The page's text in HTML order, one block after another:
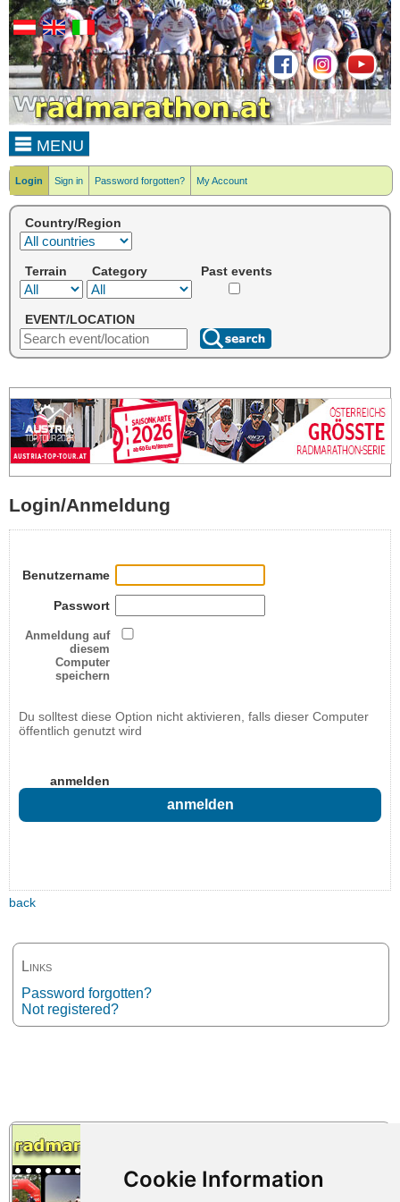
MENU
Login Sign in Password forgotten? My Account
Country/Region
Terrain Category Past events
EVENT/LOCATION
Login/Anmeldung
Links
Password forgotten?
Not registered?
Benutzername
Passwort
Anmeldung auf
diesem
Computer
speichern
Du solltest diese Option nicht aktivieren, falls dieser Computer
öffentlich genutzt wird
anmelden
back